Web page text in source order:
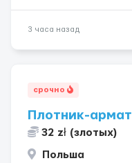
3 часа назад
срочно
Плотник-
32 zł (злотых)
Польша